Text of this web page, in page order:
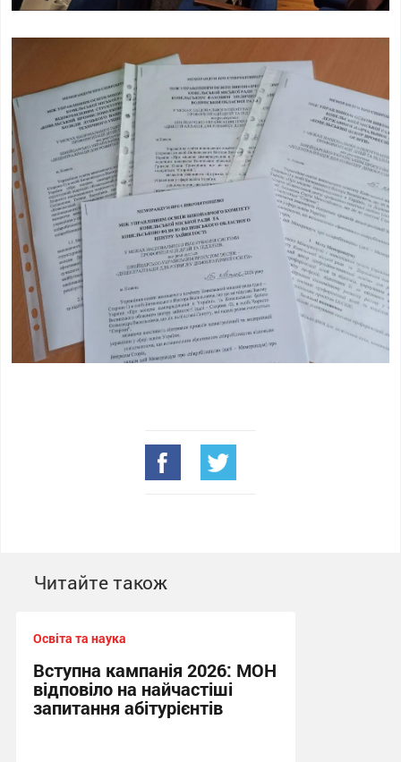
Читайте також
Освіта та наука
Вступна кампанія 2026: МОН
відповіло на найчастіші
запитання абітурієнтів